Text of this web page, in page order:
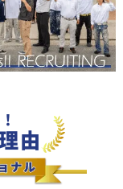
由